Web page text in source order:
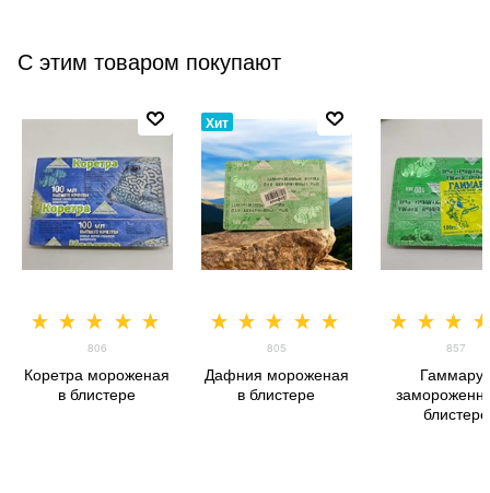
С этим товаром покупают
806
Коретра мороженая
в блистере
Хит
805
Дафния мороженая
в блистере
857
блистере